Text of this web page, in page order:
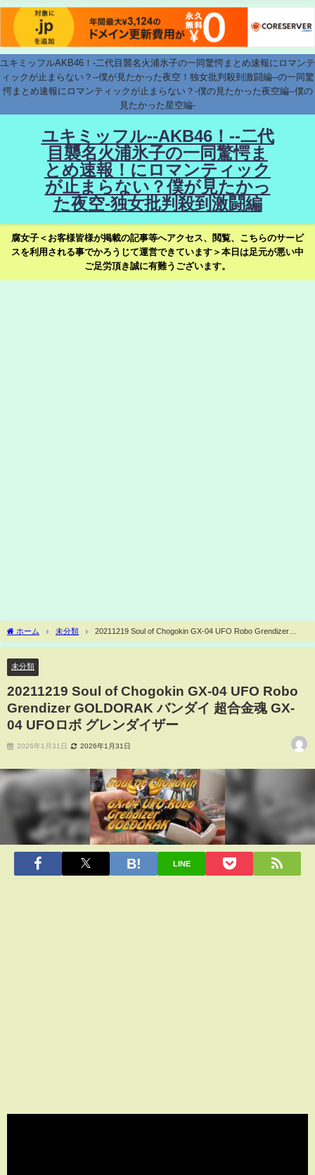
ユキミッフルAKB46！-二代目襲名火浦氷子の一同驚愕まとめ速報にロマンテ
ィックが止まらない？--僕が見たかった夜空！独女批判殺到激闘編--の一同驚
愕まとめ速報にロマンティックが止まらない？-僕の見たかった夜空編--僕の
見たかった星空編-
ユキミッフル--AKB46！--二代
目襲名火浦氷子の一同驚愕ま
とめ速報！にロマンティック
が止まらない？僕が見たかっ
た夜空-独女批判殺到激闘編
腐女子＜お客様皆様が掲載の記事等へアクセス、閲覧、こちらのサービ
スを利用される事でかろうじて運営できています＞本日は足元が悪い中
ご足労頂き誠に有難うございます。
ホーム 未分類
20211219 Soul of Chogokin GX-04 UFO Robo Grendizer
GOLDORAK バンダイ 超合金魂 GX-04 UFOロボ グレンダイザー
未分類
20211219 Soul of Chogokin GX-04 UFO Robo
Grendizer GOLDORAK バンダイ 超合金魂 GX-
04 UFOロボ グレンダイザー
2026年1月31日 2026年1月31日
LINE